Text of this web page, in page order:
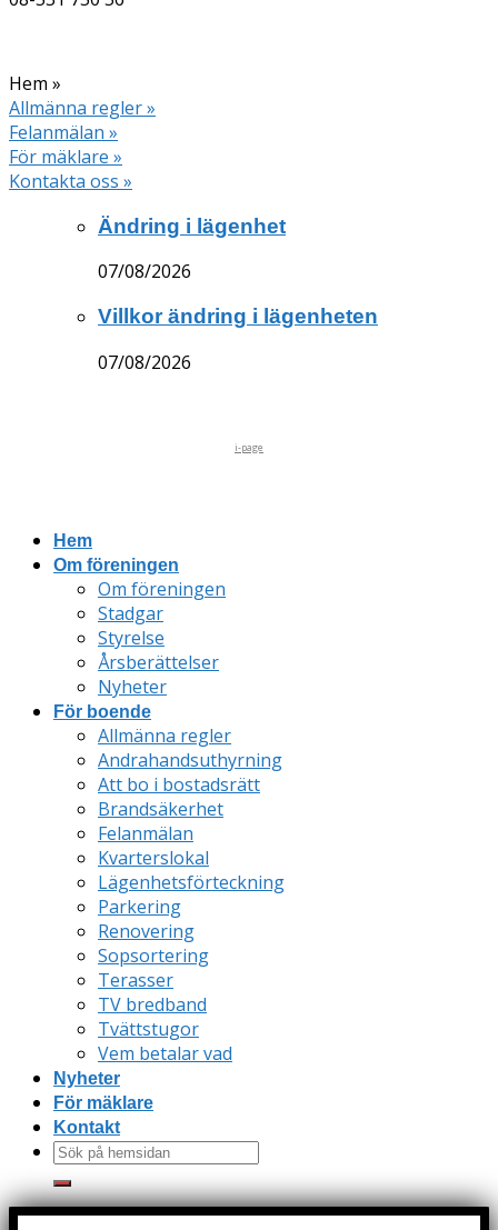
Hem »
Allmänna regler »
Felanmälan »
För mäklare »
Kontakta oss »
Ändring i lägenhet
07/08/2026
Villkor ändring i lägenheten
07/08/2026
i-page
Hem
Om föreningen
Om föreningen
Stadgar
Styrelse
Årsberättelser
Nyheter
För boende
Allmänna regler
Andrahandsuthyrning
Att bo i bostadsrätt
Brandsäkerhet
Felanmälan
Kvarterslokal
Lägenhetsförteckning
Parkering
Renovering
Sopsortering
Terasser
TV bredband
Tvättstugor
Vem betalar vad
Nyheter
För mäklare
Kontakt